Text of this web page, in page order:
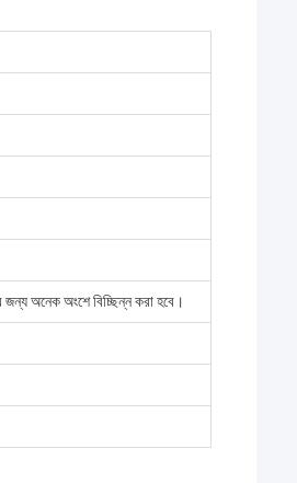
জন্য অনেক অংশে বিচ্ছিন্ন করা হবে।